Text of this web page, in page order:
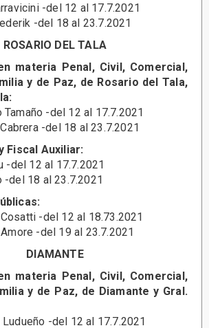
-del 12 al 17.7.2021
-del 18 al 23.7.2021
ROSARIO DEL TALA
materia Penal, Civil, Comercial,
y de Paz, de Rosario del Tala,
Tamaño -del 12 al 17.7.2021
-del 18 al 23.7.2021
Fiscal Auxiliar:
-del 12 al 17.7.2021
-del 18 al 23.7.2021
-del 12 al 18.73.2021
-del 19 al 23.7.2021
DIAMANTE
materia Penal, Civil, Comercial,
y de Paz, de Diamante y Gral.
-del 12 al 17.7.2021